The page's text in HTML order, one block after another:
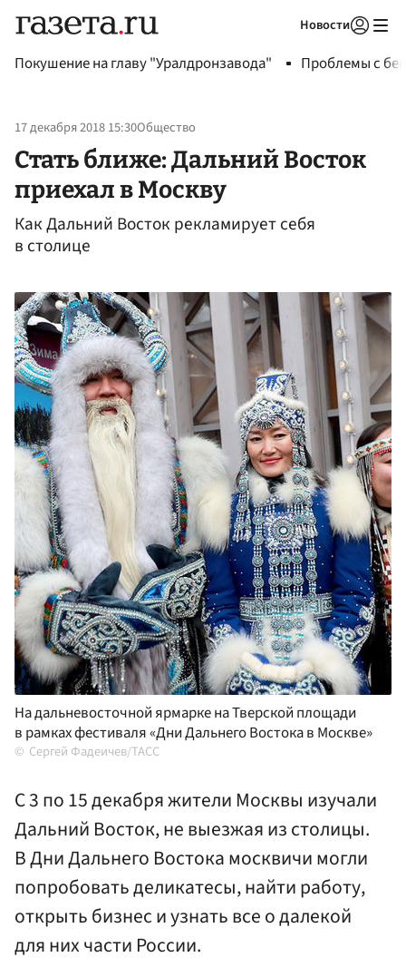
Новости
Покушение на главу "Уралдронзавода" Проблемы с
17 декабря 2018 15:30Общество
Стать ближе: Дальний Восток
приехал в Москву
Как Дальний Восток рекламирует себя
в столице
На дальневосточной ярмарке на Тверской площади
в рамках фестиваля «Дни Дальнего Востока в Москве»
Сергей Фадеичев/ТАСС
С 3 по 15 декабря жители Москвы изучали
Дальний Восток, не выезжая из столицы.
В Дни Дальнего Востока москвичи могли
попробовать деликатесы, найти работу,
открыть бизнес и узнать все о далекой
для них части России.